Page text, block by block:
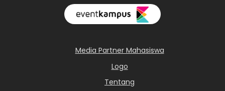
Media Partner Mahasiswa
Logo
Tentang